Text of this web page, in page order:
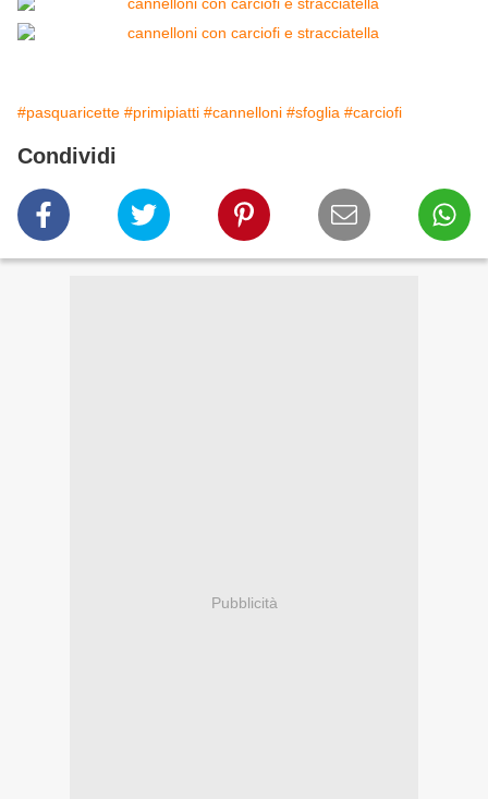
#pasquaricette #primipiatti #cannelloni #sfoglia #carciofi
Condividi
Pubblicità